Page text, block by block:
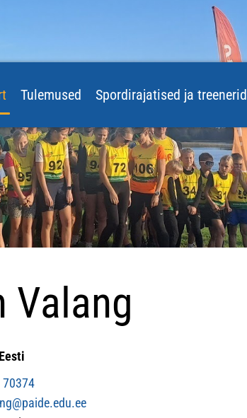
Tulemused Spordirajatised ja treenerid
Valang
70374